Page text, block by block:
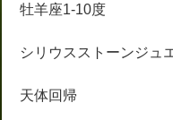
牡羊座1-10度
シリウスストーンジュ
天体回帰